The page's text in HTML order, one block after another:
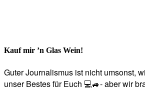
Kauf mir ’n Glas Wein!
Guter Journalismus ist nicht umsonst,
unser Bestes für Euch 💻🚙- aber wir